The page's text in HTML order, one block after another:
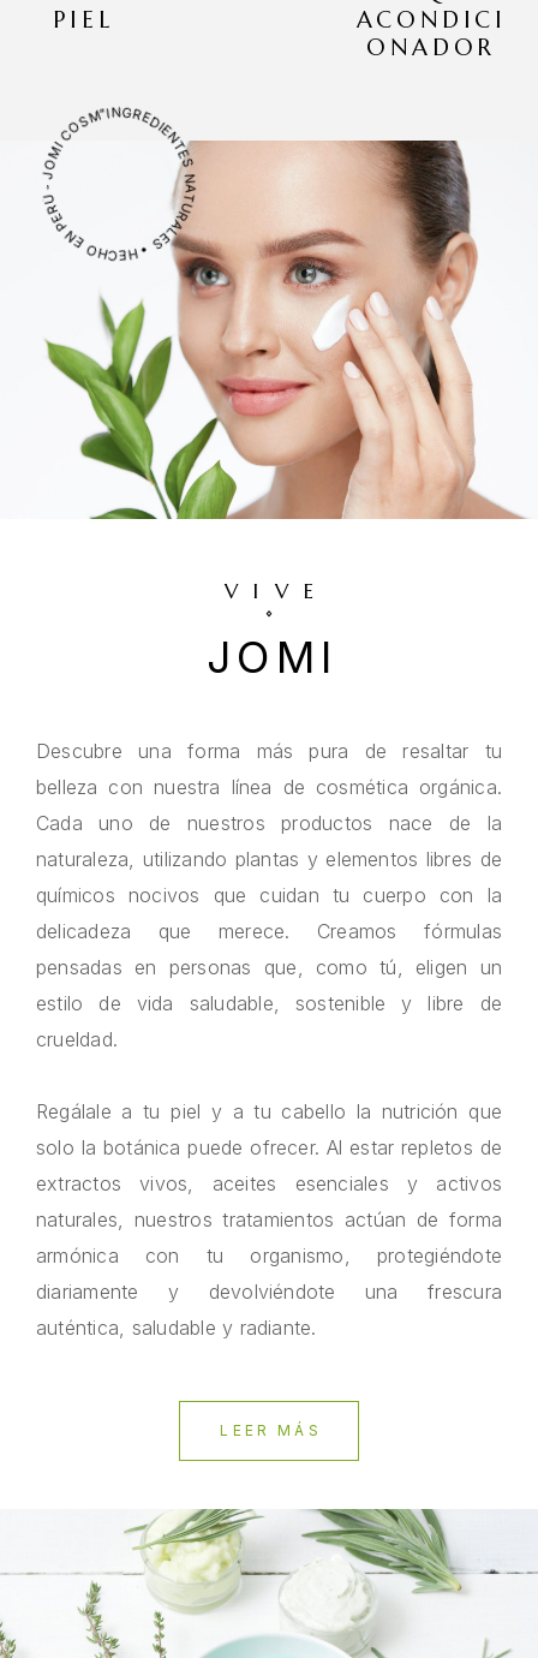
PIEL
ACONDICI
ONADOR
VIVE
JOMI
Descubre una forma más pura de resaltar tu
belleza con nuestra línea de cosmética orgánica.
Cada uno de nuestros productos nace de la
naturaleza, utilizando plantas y elementos libres de
químicos nocivos que cuidan tu cuerpo con la
delicadeza que merece. Creamos fórmulas
pensadas en personas que, como tú, eligen un
estilo de vida saludable, sostenible y libre de
crueldad.
Regálale a tu piel y a tu cabello la nutrición que
solo la botánica puede ofrecer. Al estar repletos de
extractos vivos, aceites esenciales y activos
naturales, nuestros tratamientos actúan de forma
armónica con tu organismo, protegiéndote
diariamente y devolviéndote una frescura
auténtica, saludable y radiante.
LEER MÁS
"INGREDIENTES NATURALES • HECHO EN PERÚ - JOMI COSMÉTICOS